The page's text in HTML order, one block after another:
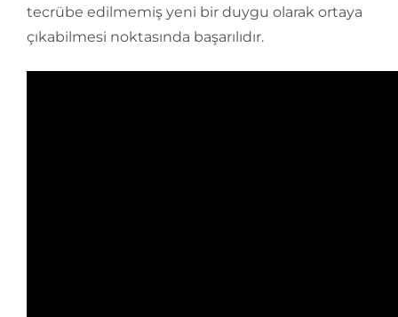
tecrübe edilmemiş yeni bir duygu olarak ortaya
çıkabilmesi noktasında başarılıdır.